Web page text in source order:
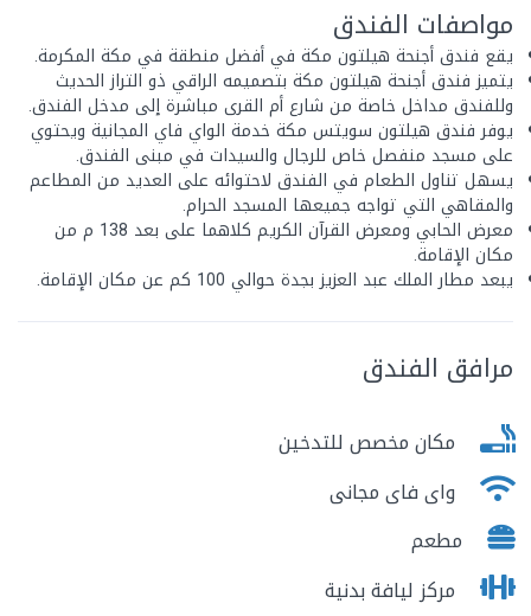
مواصفات الفندق
يقع فندق أجنحة هيلتون مكة في أفضل منطقة في مكة المكرمة.
يتميز فندق أجنحة هيلتون مكة بتصميمه الراقي ذو التراز الحديث
وللفندق مداخل خاصة من شارع أم القرى مباشرة إلى مدخل الفندق.
يوفر فندق هيلتون سويتس مكة خدمة الواي فاي المجانية ويحتوي
على مسجد منفصل خاص للرجال والسيدات في مبنى الفندق.
يسهل تناول الطعام في الفندق لاحتوائه على العديد من المطاعم
والمقاهي التي تواجه جميعها المسجد الحرام.
معرض الحابي ومعرض القرآن الكريم كلاهما على بعد 138 م من
مكان الإقامة.
يبعد مطار الملك عبد العزيز بجدة حوالي 100 كم عن مكان الإقامة.
مرافق الفندق
مكان مخصص للتدخين
واى فاى مجانى
مطعم
مركز ليافة بدنية